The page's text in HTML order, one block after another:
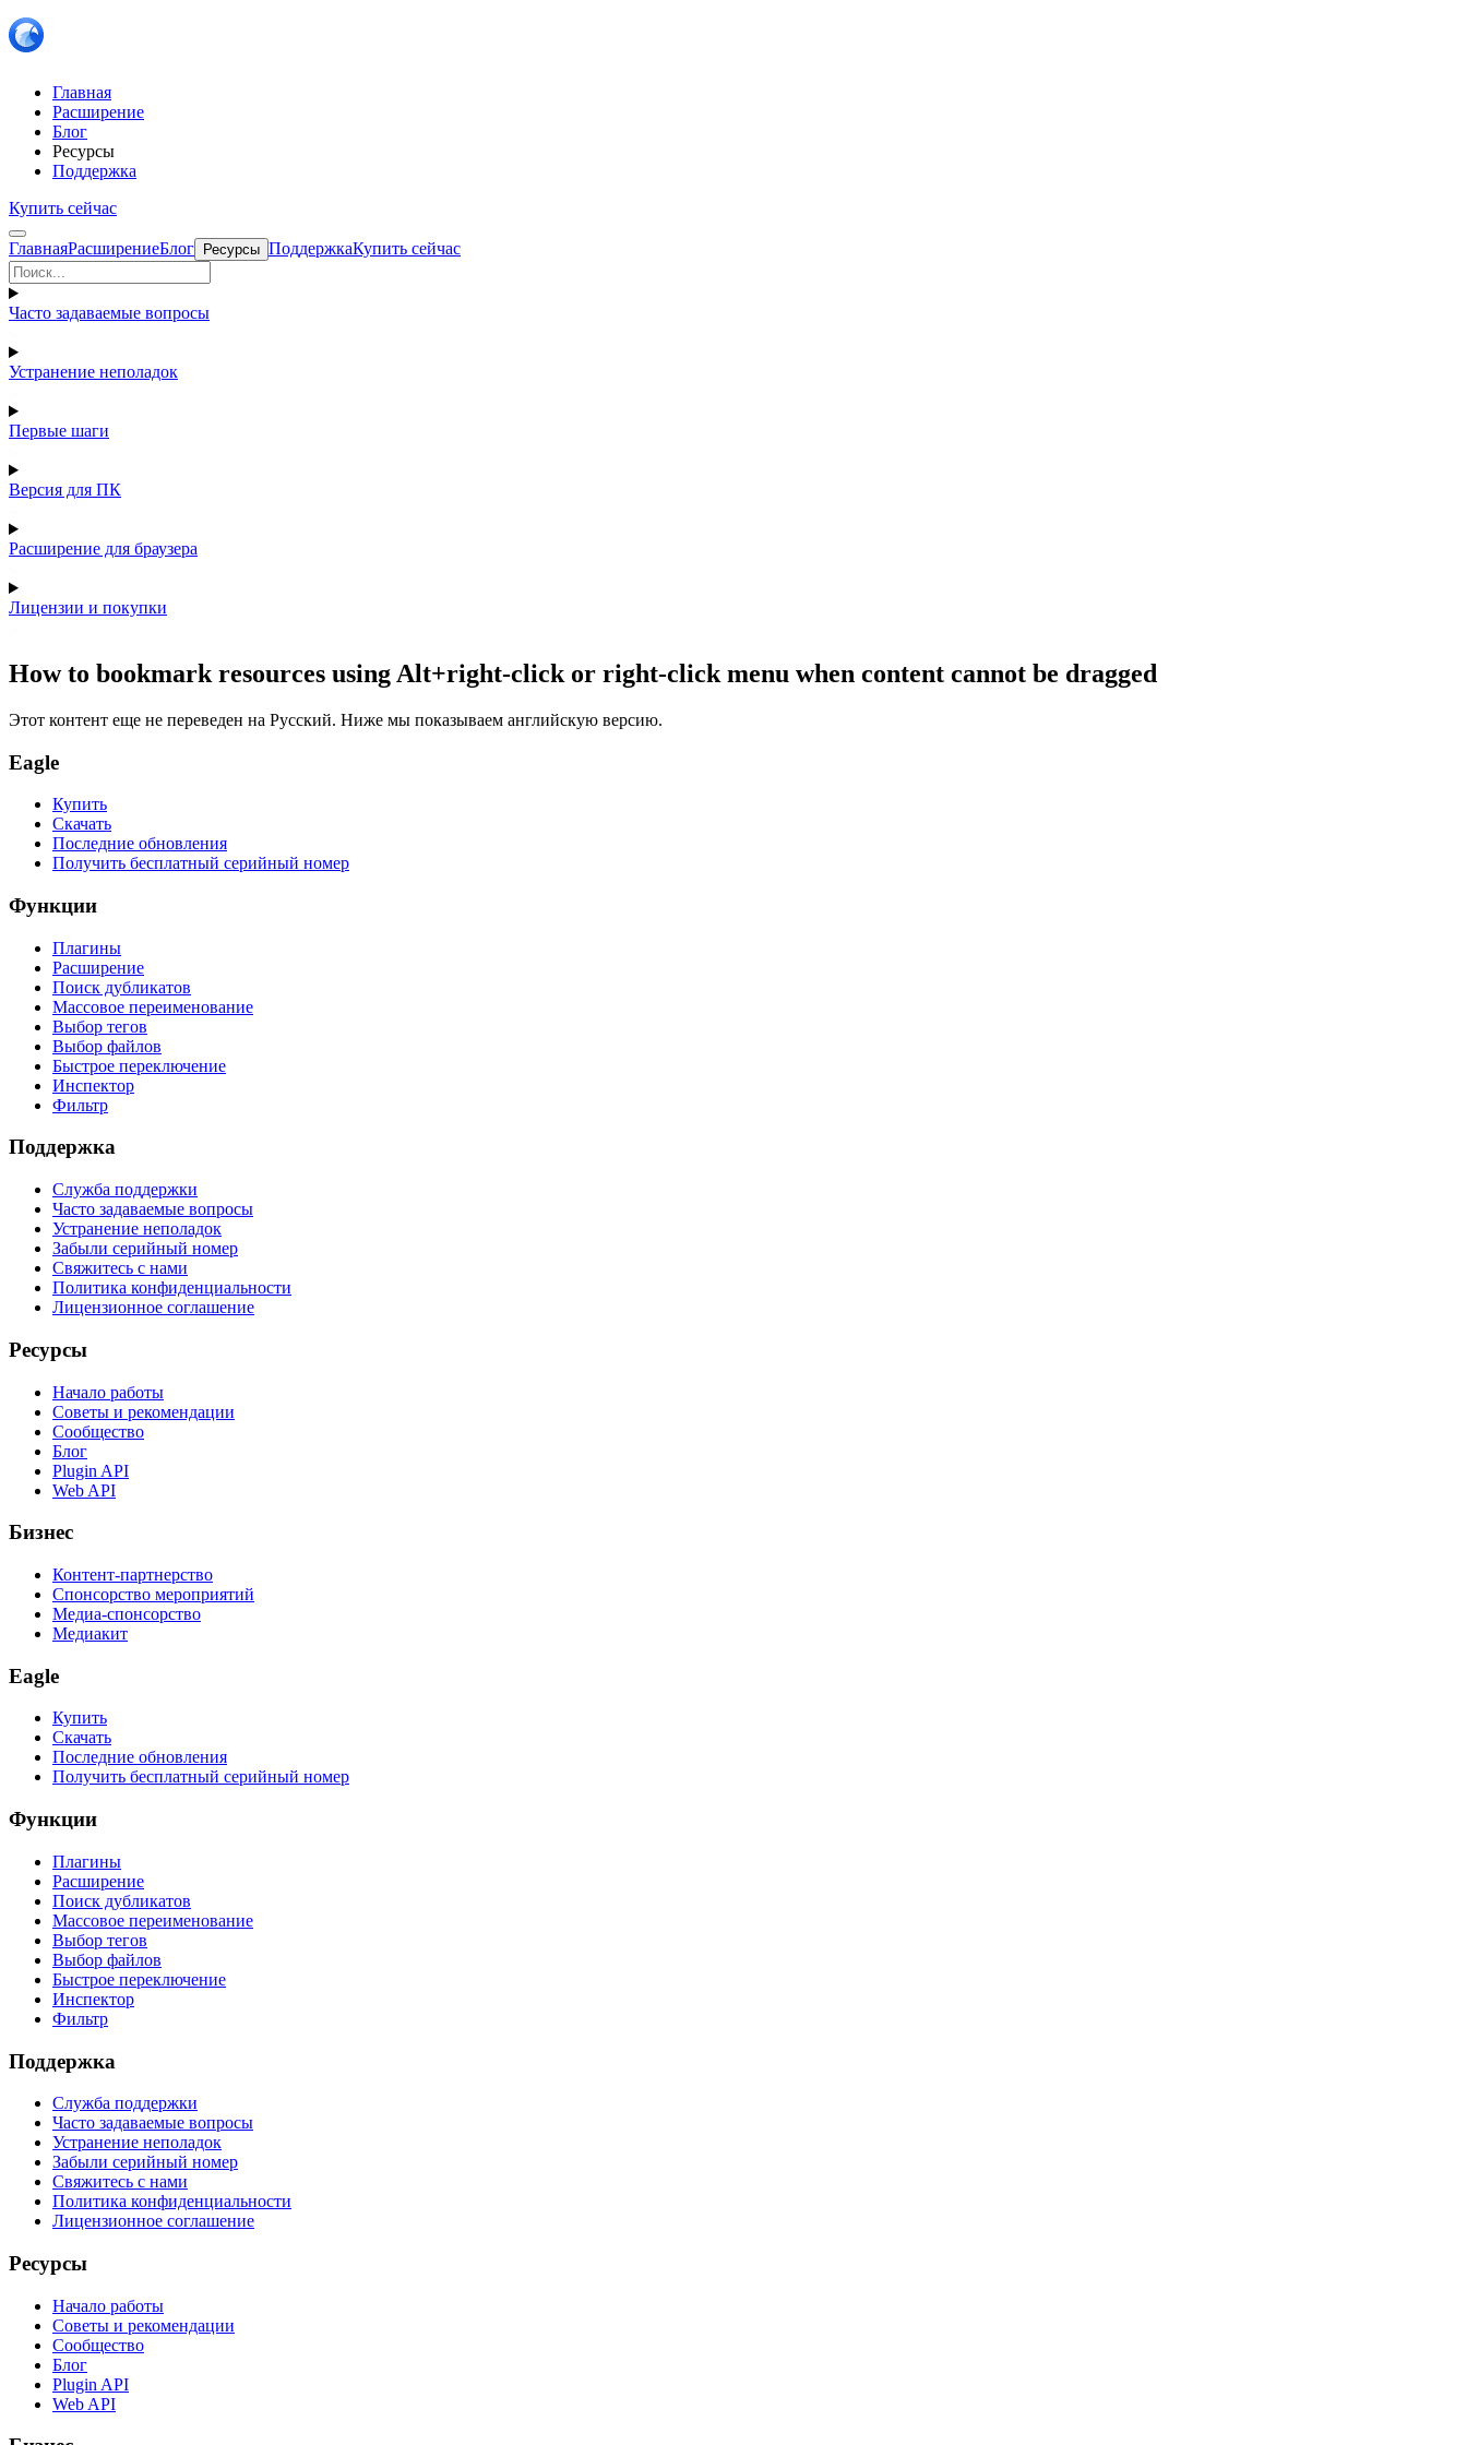
Главная
Расширение
Блог
Ресурсы
Поддержка
Купить сейчас
ГлавнаяРасширениеБлог Ресурсы ПоддержкаКупить сейчас
Часто задаваемые вопросы
Устранение неполадок
Первые шаги
Версия для ПК
Расширение для браузера
Лицензии и покупки
How to bookmark resources using Alt+right-click or right-click menu when content cannot be dragged
Этот контент еще не переведен на Русский. Ниже мы показываем английскую версию.
Eagle
Купить
Скачать
Последние обновления
Получить бесплатный серийный номер
Функции
Плагины
Расширение
Поиск дубликатов
Массовое переименование
Выбор тегов
Выбор файлов
Быстрое переключение
Инспектор
Фильтр
Поддержка
Служба поддержки
Часто задаваемые вопросы
Устранение неполадок
Забыли серийный номер
Свяжитесь с нами
Политика конфиденциальности
Лицензионное соглашение
Ресурсы
Начало работы
Советы и рекомендации
Сообщество
Блог
Plugin API
Web API
Бизнес
Контент-партнерство
Спонсорство мероприятий
Медиа-спонсорство
Медиакит
Eagle
Купить
Скачать
Последние обновления
Получить бесплатный серийный номер
Функции
Плагины
Расширение
Поиск дубликатов
Массовое переименование
Выбор тегов
Выбор файлов
Быстрое переключение
Инспектор
Фильтр
Поддержка
Служба поддержки
Часто задаваемые вопросы
Устранение неполадок
Забыли серийный номер
Свяжитесь с нами
Политика конфиденциальности
Лицензионное соглашение
Ресурсы
Начало работы
Советы и рекомендации
Сообщество
Блог
Plugin API
Web API